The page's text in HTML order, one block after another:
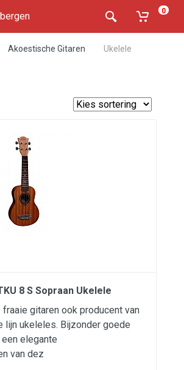
0
Akoestische Gitaren Ukelele
8 S Sopraan Ukelele
gitaren ook producent van
lijn ukeleles. Bijzonder goede
elegante
van dez